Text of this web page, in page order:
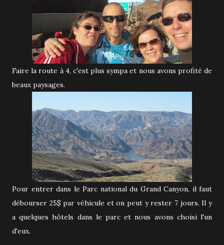
Faire la route à 4, c'est plus sympa et nous avons profité de
beaux paysages.
Pour entrer dans le Parc national du Grand Canyon, il faut
débourser 25$ par véhicule et on peut y rester 7 jours. Il y
a quelques hôtels dans le parc et nous avons choisi l'un
d'eux.